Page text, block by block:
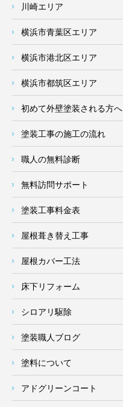
川崎エリア
横浜市青葉区エリア
横浜市港北区エリア
横浜市都筑区エリア
初めて外壁塗装される方へ
塗装工事の施工の流れ
職人の無料診断
無料訪問サポート
塗装工事料金表
屋根葺き替え工事
屋根カバー工法
床下リフォーム
シロアリ駆除
塗装職人ブログ
塗料について
アドグリーンコート